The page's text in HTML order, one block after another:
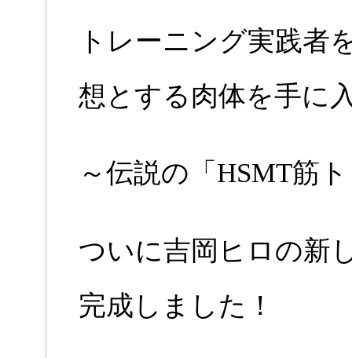
トレーニング実践者
想とする肉体を手に
～伝説の「HSMT筋
ついに吉岡ヒロの新
完成しました！